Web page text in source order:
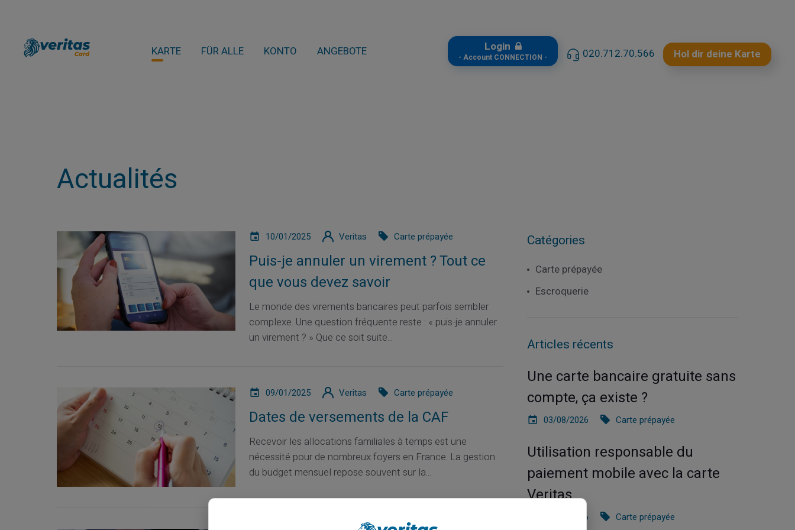
KARTE FÜR ALLE KONTO ANGEBOTE Login
- Account CONNECTION - 020.712.70.566 Hol dir deine Karte
Actualités
10/01/2025 Veritas Carte prépayée
Puis-je annuler un virement ? Tout ce
que vous devez savoir
Le monde des virements bancaires peut parfois sembler
complexe. Une question fréquente reste : « puis-je annuler
un virement ? » Que ce soit suite...
09/01/2025 Veritas Carte prépayée
Dates de versements de la CAF
Recevoir les allocations familiales à temps est une
nécessité pour de nombreux foyers en France. La gestion
du budget mensuel repose souvent sur la...
Catégories
Carte prépayée
Escroquerie
Articles récents
Une carte bancaire gratuite sans
compte, ça existe ?
03/08/2026 Carte prépayée
Utilisation responsable du
paiement mobile avec la carte
Veritas
27/07/2026 Carte prépayée